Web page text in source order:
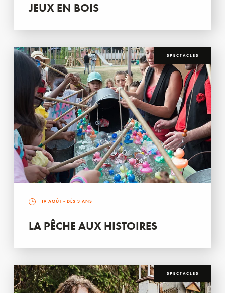
JEUX EN BOIS
SPECTACLES
19 AOÛT - DÈS 3 ANS
LA PÊCHE AUX HISTOIRES
SPECTACLES